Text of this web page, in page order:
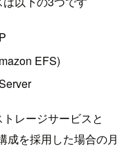
EFS)
レージサービスと
成を採用した場合の月